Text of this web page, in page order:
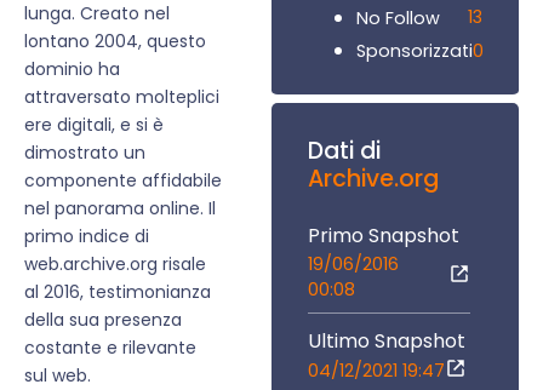
lunga. Creato nel
lontano 2004, questo
dominio ha
attraversato molteplici
ere digitali, e si è
dimostrato un
componente affidabile
nel panorama online. Il
primo indice di
web.archive.org risale
al 2016, testimonianza
della sua presenza
costante e rilevante
sul web.
No Follow
13
Sponsorizzati0
Dati di
Archive.org
Primo Snapshot
19/06/2016
00:08
Ultimo Snapshot
04/12/2021 19:47